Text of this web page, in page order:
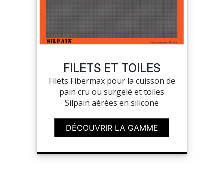
FILETS ET TOILES
Filets Fibermax pour la cuisson de
pain cru ou surgelé et toiles
Silpain aérées en silicone
DÉCOUVRIR LA GAMME